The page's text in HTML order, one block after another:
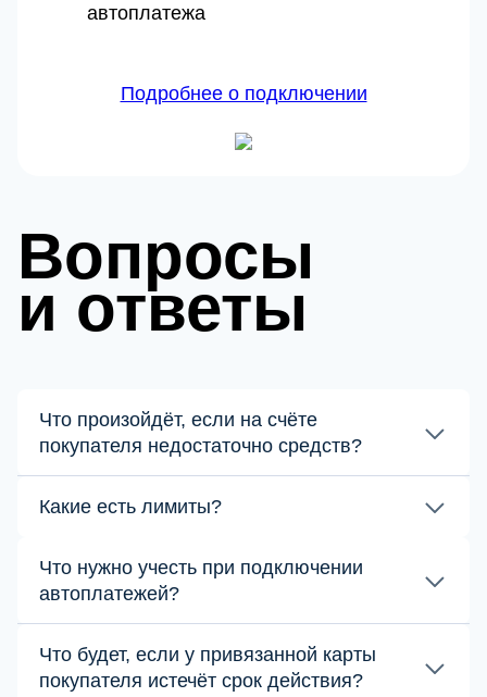
автоплатежа
Подробнее о подключении
Вопросы
и ответы
Что произойдёт, если на счёте
покупателя недостаточно средств?
Какие есть лимиты?
Что нужно учесть при подключении
автоплатежей?
Что будет, если у привязанной карты
покупателя истечёт срок действия?